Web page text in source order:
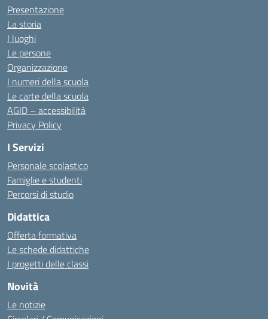
Presentazione
La storia
I luoghi
Le persone
Organizzazione
I numeri della scuola
Le carte della scuola
AGID – accessibilità
Privacy Policy
I Servizi
Personale scolastico
Famiglie e studenti
Percorsi di studio
Didattica
Offerta formativa
Le schede didattiche
I progetti delle classi
Novità
Le notizie